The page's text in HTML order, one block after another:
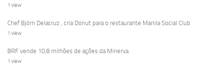
1 view
Chef Björn Delacruz , cria Donut para o restaurante Manila Social Club
1 view
BRF vende 10,8 milhões de ações da Minerva
1 view